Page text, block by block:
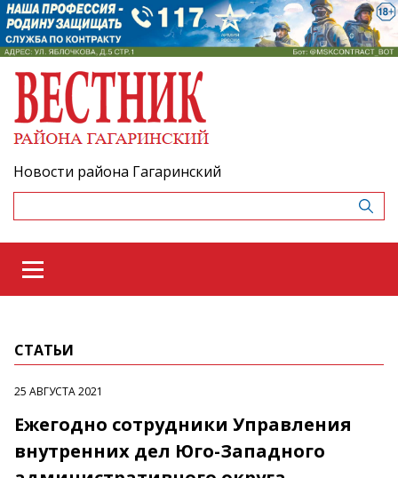
Новости района Гагаринский
СТАТЬИ
25 АВГУСТА 2021
Ежегодно сотрудники Управления
внутренних дел Юго-Западного